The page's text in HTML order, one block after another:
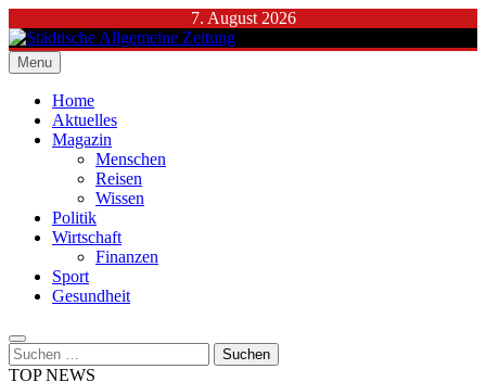
to
content
7. August 2026
Städtische Allgemeine Zeitung
Menu
Home
Aktuelles
Magazin
Menschen
Reisen
Wissen
Politik
Wirtschaft
Finanzen
Sport
Gesundheit
Suchen
nach:
TOP NEWS